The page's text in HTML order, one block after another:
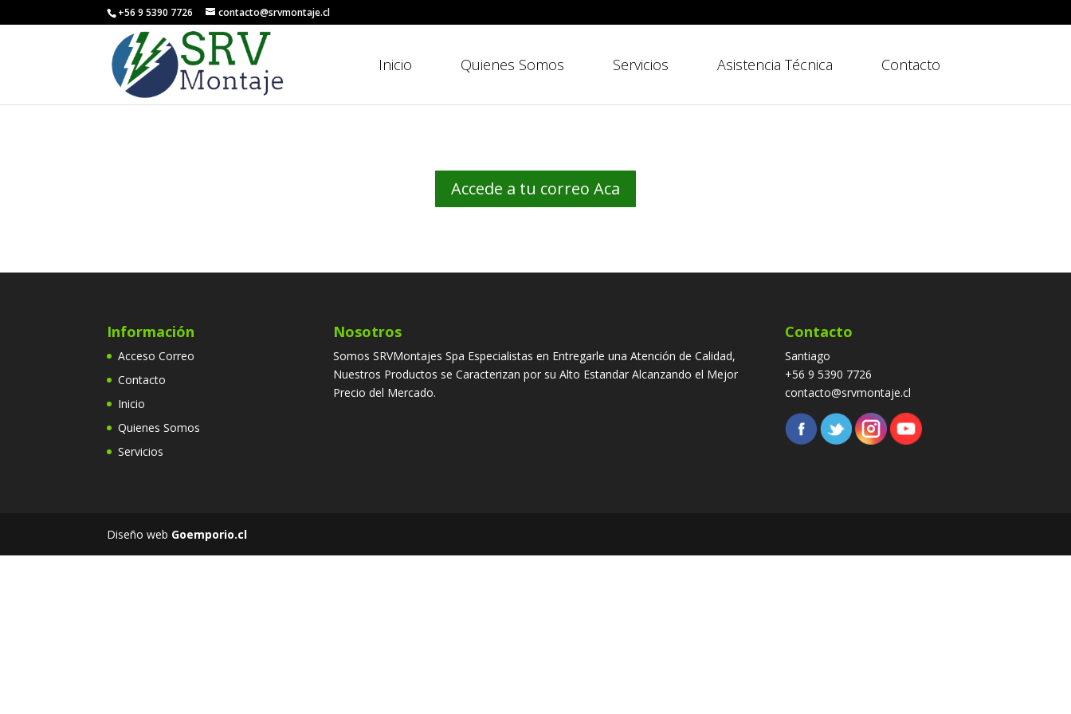
+56 9 5390 7726 contacto@srvmontaje.cl
Inicio Quienes Somos Servicios Asistencia Técnica Contacto
Accede a tu correo Aca
Información
Acceso Correo
Contacto
Inicio
Quienes Somos
Servicios
Nosotros
Somos SRVMontajes Spa Especialistas en Entregarle una Atención de Calidad,
Nuestros Productos se Caracterizan por su Alto Estandar Alcanzando el Mejor
Precio del Mercado.
Contacto
Santiago
+56 9 5390 7726
contacto@srvmontaje.cl
Diseño web Goemporio.cl